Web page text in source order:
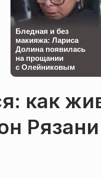
Бледная и без
макияжа: Лариса
Долина появилась
на прощании
с Олейниковым
как